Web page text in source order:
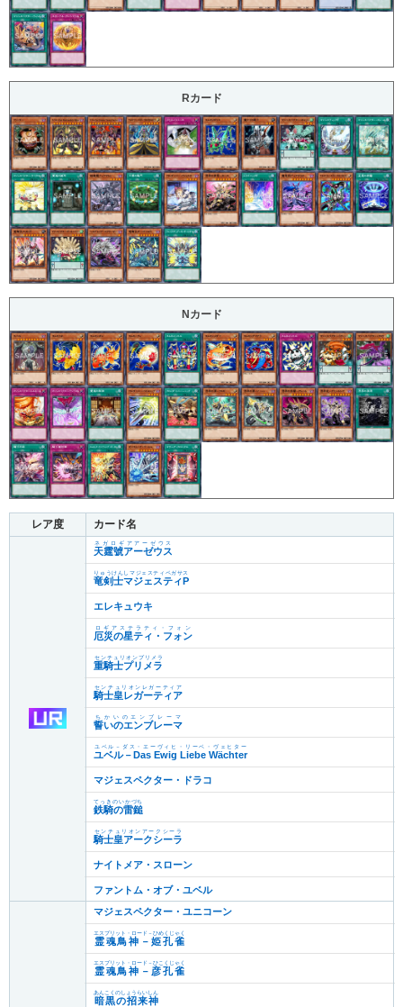
Rカード
Nカード
レア度 カード名
天霆號アーゼウス
ネガロギアアーゼウス
竜剣士マジェスティP
りゅうけんしマジェスティペガサス
エレキュウキ
厄災の星ティ・フォン
ロギアステラティ・フォン
重騎士プリメラ
センチュリオンプリメラ
騎士皇レガーティア
センチュリオンレガーティア
誓いのエンブレーマ
ちかいのエンブレーマ
ユベル－Das Ewig Liebe Wächter
ユベル－ダス・エーヴィヒ・リーベ・ヴェヒター
マジェスペクター・ドラコ
鉄騎の雷鎚
てっきのいかづち
騎士皇アークシーラ
センチュリオンアークシーラ
ナイトメア・スローン
ファントム・オブ・ユベル
マジェスペクター・ユニコーン
霊魂鳥神－姫孔雀
エスプリット・ロード－ひめくじゃく
霊魂鳥神－彦孔雀
エスプリット・ロード－ひこくじゃく
暗黒の招来神
あんこくのしょうらいしん